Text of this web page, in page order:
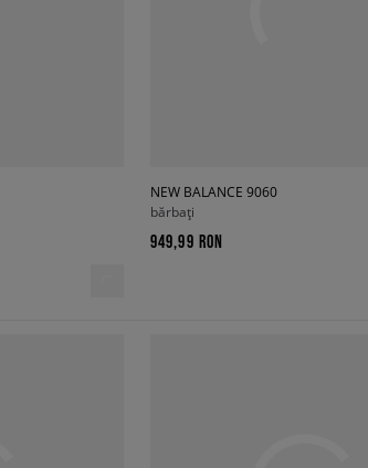
NEW BALANCE 9060
bărbați
949,99 RON